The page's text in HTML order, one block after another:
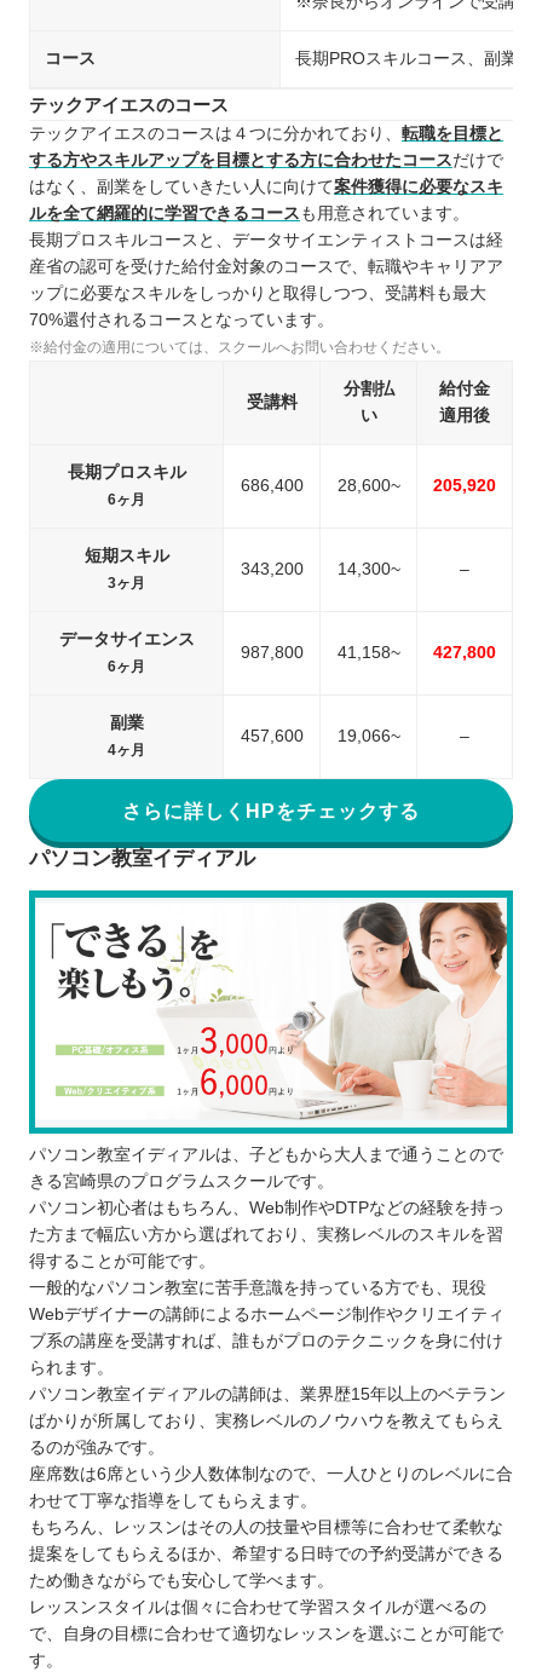
コース 長期PROスキルコース、副業
テックアイエスのコース
テックアイエスのコースは４つに分かれており、 転職を目標と
する方やスキルアップを目標とする方に合わせたコースだけで
はなく、副業をしていきたい人に向けて案件獲得に必要なスキ
ルを全て網羅的に学習できるコース も用意されています。
長期プロスキルコースと、データサイエンティストコースは経
産省の認可を受けた給付金対象のコースで、転職やキャリアア
ップに必要なスキルをしっかりと取得しつつ、受講料も最大
70%還付されるコースとなっています。
※給付金の適用については、スクールへお問い合わせください。
受講料
分割払
い
給付金
適用後
長期プロスキル
6ヶ月
686,400 28,600~ 205,920
短期スキル
3ヶ月
343,200 14,300~ –
データサイエンス
6ヶ月
987,800 41,158~ 427,800
副業
4ヶ月
457,600 19,066~ –
さらに詳しくHPをチェックする
パソコン教室イディアル
パソコン教室イディアルは、子どもから大人まで通うことので
きる宮崎県のプログラムスクールです。
パソコン初心者はもちろん、Web制作やDTPなどの経験を持っ
た方まで幅広い方から選ばれており、実務レベルのスキルを習
得することが可能です。
一般的なパソコン教室に苦手意識を持っている方でも、現役
Webデザイナーの講師によるホームページ制作やクリエイティ
ブ系の講座を受講すれば、誰もがプロのテクニックを身に付け
られます。
パソコン教室イディアルの講師は、業界歴15年以上のベテラン
ばかりが所属しており、実務レベルのノウハウを教えてもらえ
るのが強みです。
座席数は6席という少人数体制なので、一人ひとりのレベルに合
わせて丁寧な指導をしてもらえます。
もちろん、レッスンはその人の技量や目標等に合わせて柔軟な
提案をしてもらえるほか、希望する日時での予約受講ができる
ため働きながらでも安心して学べます。
レッスンスタイルは個々に合わせて学習スタイルが選べるの
で、自身の目標に合わせて適切なレッスンを選ぶことが可能で
す。